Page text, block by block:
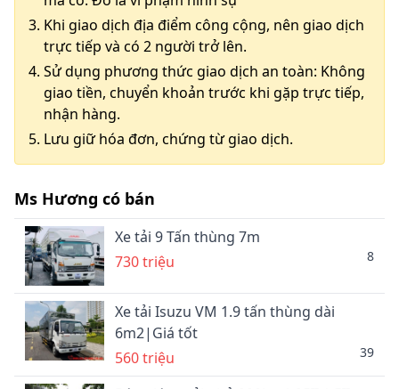
Khi giao dịch địa điểm công cộng, nên giao dịch
trực tiếp và có 2 người trở lên.
Sử dụng phương thức giao dịch an toàn: Không
giao tiền, chuyển khoản trước khi gặp trực tiếp,
nhận hàng.
Lưu giữ hóa đơn, chứng từ giao dịch.
Ms Hương có bán
Xe tải 9 Tấn thùng 7m
730 triệu
8
Xe tải Isuzu VM 1.9 tấn thùng dài
6m2|Giá tốt
560 triệu
39